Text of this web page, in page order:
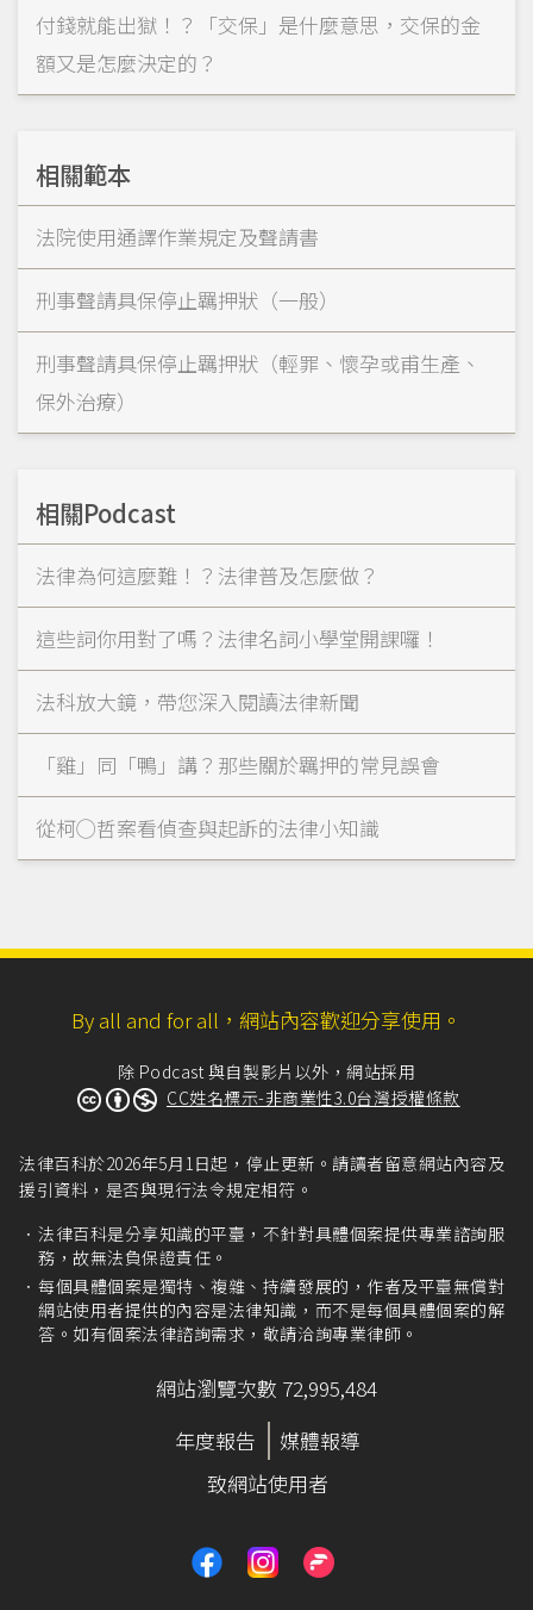
付錢就能出獄！？「交保」是什麼意思，交保的金
額又是怎麼決定的？
相關範本
法院使用通譯作業規定及聲請書
刑事聲請具保停止羈押狀（一般）
刑事聲請具保停止羈押狀（輕罪、懷孕或甫生產、
保外治療）
相關Podcast
法律為何這麼難！？法律普及怎麼做？
這些詞你用對了嗎？法律名詞小學堂開課囉！
法科放大鏡，帶您深入閱讀法律新聞
「雞」同「鴨」講？那些關於羈押的常見誤會
從柯◯哲案看偵查與起訴的法律小知識
By all and for all，網站內容歡迎分享使用。
除 Podcast 與自製影片以外，網站採用
CC姓名標示-非商業性3.0台灣授權條款
法律百科於2026年5月1日起，停止更新。請讀者留意網站內容及
援引資料，是否與現行法令規定相符。
法律百科是分享知識的平臺，不針對具體個案提供專業諮詢服
務，故無法負保證責任。
每個具體個案是獨特、複雜、持續發展的，作者及平臺無償對
網站使用者提供的內容是法律知識，而不是每個具體個案的解
答。如有個案法律諮詢需求，敬請洽詢專業律師。
網站瀏覽次數 72,995,484
年度報告
媒體報導
致網站使用者